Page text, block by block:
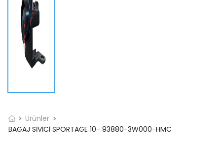
Ürünler
BAGAJ SİVİCİ SPORTAGE 10- 93880-3W000-HMC